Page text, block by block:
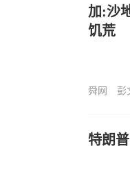
加:沙
饥荒
舜网 彭
特朗